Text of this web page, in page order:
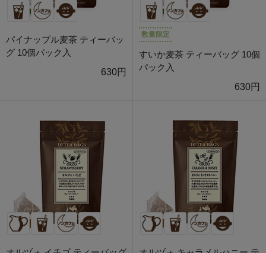
パイナップル麦茶 ティーバッ
グ 10個パック入
630円
数量限定
すいか麦茶 ティーバッグ 10個
パック入
630円